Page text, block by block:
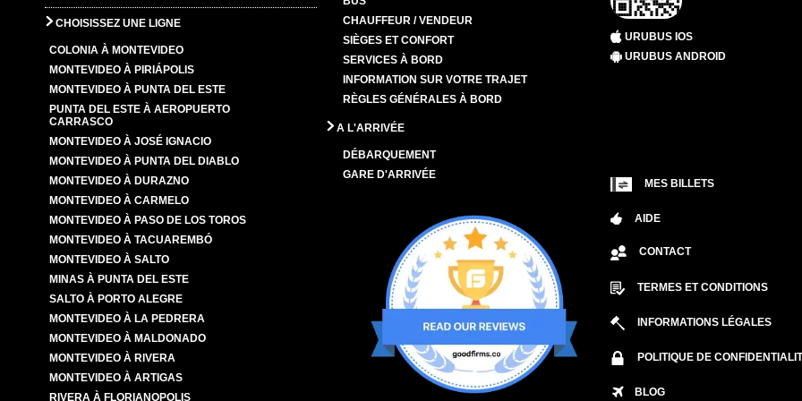
CHOISISSEZ UNE LIGNE
COLONIA À MONTEVIDEO
MONTEVIDEO À PIRIÁPOLIS
MONTEVIDEO À PUNTA DEL ESTE
PUNTA DEL ESTE À AEROPUERTO
CARRASCO
MONTEVIDEO À JOSÉ IGNACIO
MONTEVIDEO À PUNTA DEL DIABLO
MONTEVIDEO À DURAZNO
MONTEVIDEO À CARMELO
MONTEVIDEO À PASO DE LOS TOROS
MONTEVIDEO À TACUAREMBÓ
MONTEVIDEO À SALTO
MINAS À PUNTA DEL ESTE
SALTO À PORTO ALEGRE
MONTEVIDEO À LA PEDRERA
MONTEVIDEO À MALDONADO
MONTEVIDEO À RIVERA
MONTEVIDEO À ARTIGAS
RIVERA À FLORIANOPOLIS
CHAUFFEUR / VENDEUR
SIÈGES ET CONFORT
SERVICES À BORD
INFORMATION SUR VOTRE TRAJET
RÈGLES GÉNÉRALES À BORD
A L'ARRIVÉE
DÉBARQUEMENT
GARE D'ARRIVÉE
URUBUS IOS
URUBUS ANDROID
MES BILLETS
AIDE
CONTACT
TERMES ET CONDITIONS
INFORMATIONS LÉGALES
POLITIQUE DE
BLOG